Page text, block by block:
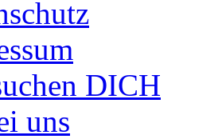
DICH
uns